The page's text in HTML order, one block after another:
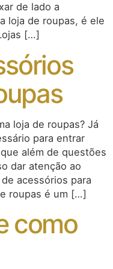
de lado a
loja de roupas, é ele
[…]
loja de roupas? Já
para entrar
além de questões
dar atenção ao
acessórios para
roupas é um […]
como